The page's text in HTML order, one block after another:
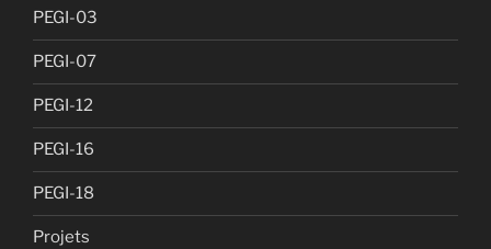
PEGI-03
PEGI-07
PEGI-12
PEGI-16
PEGI-18
Projets